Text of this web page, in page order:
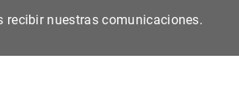
recibir nuestras comunicaciones.